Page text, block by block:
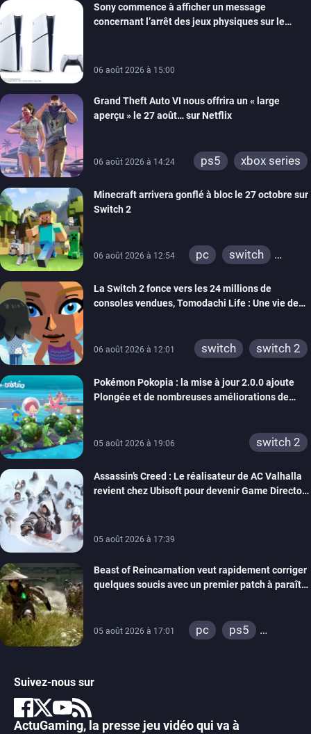
switch
ios
android
ps4
Sony commence à afficher un message
concernant l’arrêt des jeux physiques sur le
06 août 2026 à 15:00
Grand Theft Auto VI nous offrira un « large
aperçu » le 27 août… sur Netflix
06 août 2026 à 14:24 ps5 xbox series
Minecraft arrivera gonflé à bloc le 27 octobre sur
Switch 2
06 août 2026 à 12:54 pc
switch
xbox one
wiiu
3ds
ps3
switch 2
La Switch 2 fonce vers les 24 millions de
consoles vendues, Tomodachi Life : Une vie de
06 août 2026 à 12:01 switch switch 2
Pokémon Pokopia : la mise à jour 2.0.0 ajoute
Plongée et de nombreuses améliorations de
05 août 2026 à 19:06 switch 2
Assassin’s Creed : Le réalisateur de AC Valhalla
revient chez Ubisoft pour devenir Game Director
05 août 2026 à 17:39
Beast of Reincarnation veut rapidement corriger
quelques soucis avec un premier patch à paraître
05 août 2026 à 17:01 pc
ps5
Suivez-nous sur
ActuGaming, la presse jeu vidéo qui va à